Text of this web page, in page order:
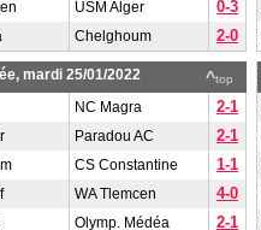
USM Alger 0-3
Chelghoum 2-0
^top
mardi 25/01/2022
NC Magra 2-1
Paradou AC 2-1
CS Constantine 1-1
WA Tlemcen 4-0
Olymp. Médéa 2-1